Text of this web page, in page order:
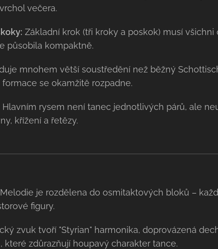
večera.
Základní krok (tři kroky a poskok) musí
působila kompaktně.
mnohem větší soustředění než běžný
se okamžitě rozpadne.
Hlavním rysem není tanec jednotlivých párů, ale
křížení a řetězy.
je rozdělena do osmitaktových bloků –
figury.
zvuk tvoří "Styrian" harmonika, doprovázená
které zdůrazňují houpavý charakter tance.